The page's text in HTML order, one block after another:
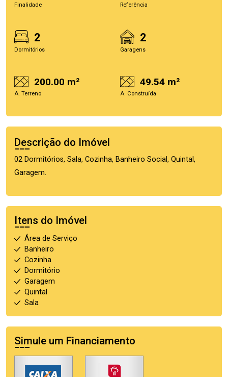
Finalidade Referência
2
Dormitórios
2
Garagens
200.00 m²
A. Terreno
49.54 m²
A. Construída
Descrição do Imóvel
02 Dormitórios, Sala, Cozinha, Banheiro Social, Quintal,
Garagem.
Itens do Imóvel
Área de Serviço
Banheiro
Cozinha
Dormitório
Garagem
Quintal
Sala
Simule um Financiamento